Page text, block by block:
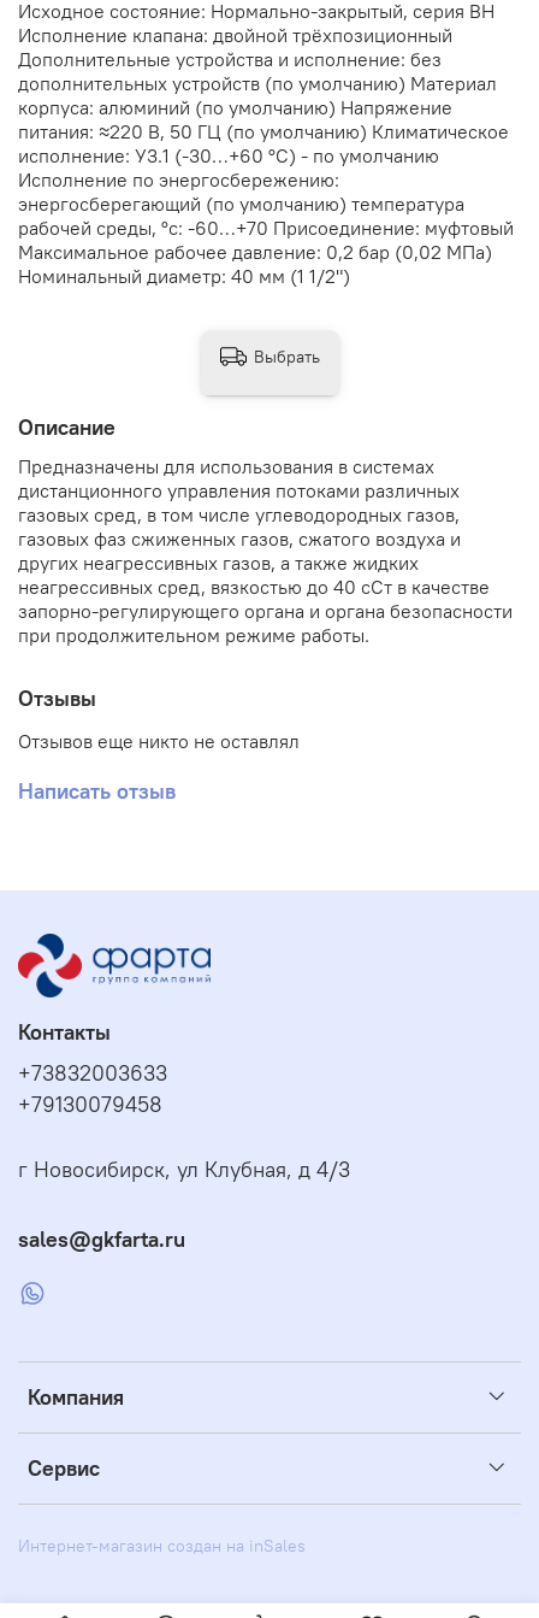
Исходное состояние: Нормально-закрытый, серия ВН
Исполнение клапана: двойной трёхпозиционный
Дополнительные устройства и исполнение: без
дополнительных устройств (по умолчанию) Материал
корпуса: алюминий (по умолчанию) Напряжение
питания: ≈220 В, 50 ГЦ (по умолчанию) Климатическое
исполнение: У3.1 (-30…+60 °С) - по умолчанию
Исполнение по энергосбережению:
энергосберегающий (по умолчанию) температура
рабочей среды, °с: -60…+70 Присоединение: муфтовый
Максимальное рабочее давление: 0,2 бар (0,02 МПа)
Номинальный диаметр: 40 мм (1 1/2")
Описание
Предназначены для использования в системах
дистанционного управления потоками различных
газовых сред, в том числе углеводородных газов,
газовых фаз сжиженных газов, сжатого воздуха и
других неагрессивных газов, а также жидких
неагрессивных сред, вязкостью до 40 сСт в качестве
запорно-регулирующего органа и органа безопасности
при продолжительном режиме работы.
Отзывы
Отзывов еще никто не оставлял
Написать отзыв
Выбрать
Компания
Сервис
Контакты
+73832003633
+79130079458
г Новосибирск, ул Клубная, д 4/3
sales@gkfarta.ru
Интернет-магазин создан на inSales